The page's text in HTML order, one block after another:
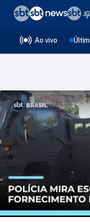
Ao vivo
❮voltar